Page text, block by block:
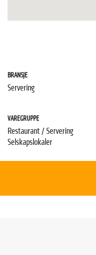
BRANSJE
Servering
VAREGRUPPE
Restaurant / Servering
Selskapslokaler